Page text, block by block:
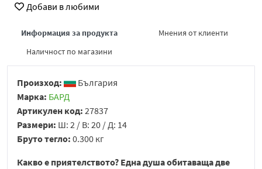
Добави в любими
Информация за продукта
Мнения от клиенти
Наличност по магазини
Произход:
България
Марка: БАРД
Артикулен код: 27837
Размери: Ш: 2 / В: 20 / Д: 14
Бруто тегло: 0.300 кг
Какво е приятелството? Една душа обитаваща две